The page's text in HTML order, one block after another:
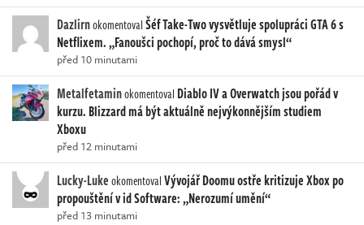
DazlirnokomentovalŠéf Take-Two vysvětluje spolupráci GTA 6 s
Netflixem. „Fanoušci pochopí, proč to dává smysl“
před 10 minutami
Metalfetaminokomentoval Diablo IV a Overwatch jsou pořád v
kurzu. Blizzard má být aktuálně nejvýkonnějším studiem
Xboxu
před 12 minutami
Lucky-LukeokomentovalVývojář Doomu ostře kritizuje Xbox po
propouštění v id Software: „Nerozumí umění“
před 13 minutami